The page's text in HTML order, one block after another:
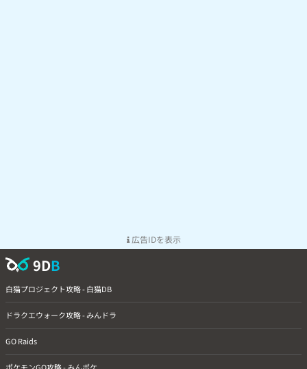
広告IDを表示
9DB
白猫プロジェクト攻略 - 白猫DB
ドラクエウォーク攻略 - みんドラ
GO Raids